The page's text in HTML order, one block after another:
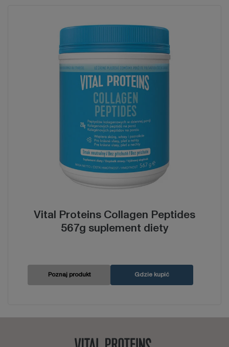
Vital Proteins Collagen Peptides
567g suplement diety
Poznaj produkt Gdzie kupić